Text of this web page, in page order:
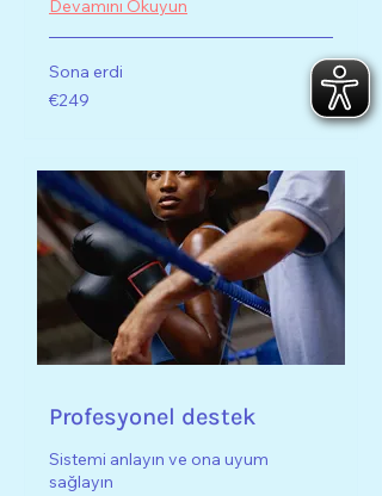
Devamını Okuyun
Sona erdi
€249
Euro
€249
Profesyonel destek
Sistemi anlayın ve ona uyum
sağlayın